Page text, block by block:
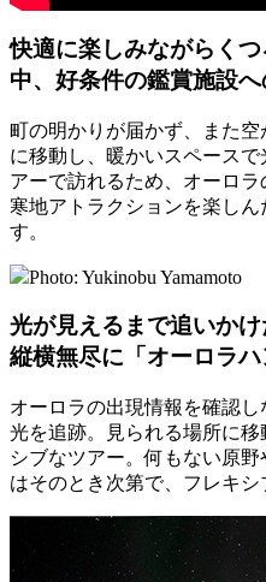
快適に楽しみながらく
中、好条件の鑑賞施設
町の明かりが届かず、また
に移動し、暖かいスペース
アーで訪れるため、オーロ
寒地アトラクションを楽し
す。
Photo: Yukinobu Yamamoto
光が見えるまで追いか
縦横無尽に「オーロラハ
オーロラの出現情報を確認
光を追跡。見られる場所に
シブなツアー。何もない原
はそのとき次第で、フレキシ